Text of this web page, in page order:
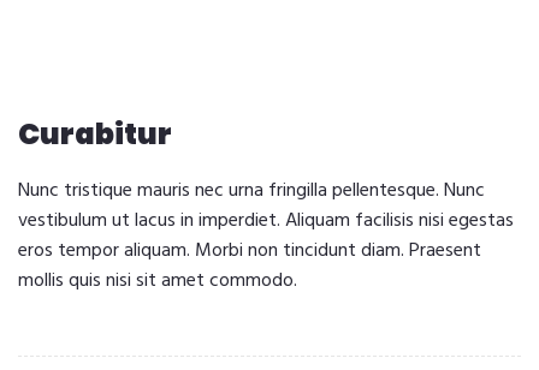
Curabitur
Nunc tristique mauris nec urna fringilla pellentesque. Nunc
vestibulum ut lacus in imperdiet. Aliquam facilisis nisi egestas
eros tempor aliquam. Morbi non tincidunt diam. Praesent
mollis quis nisi sit amet commodo.